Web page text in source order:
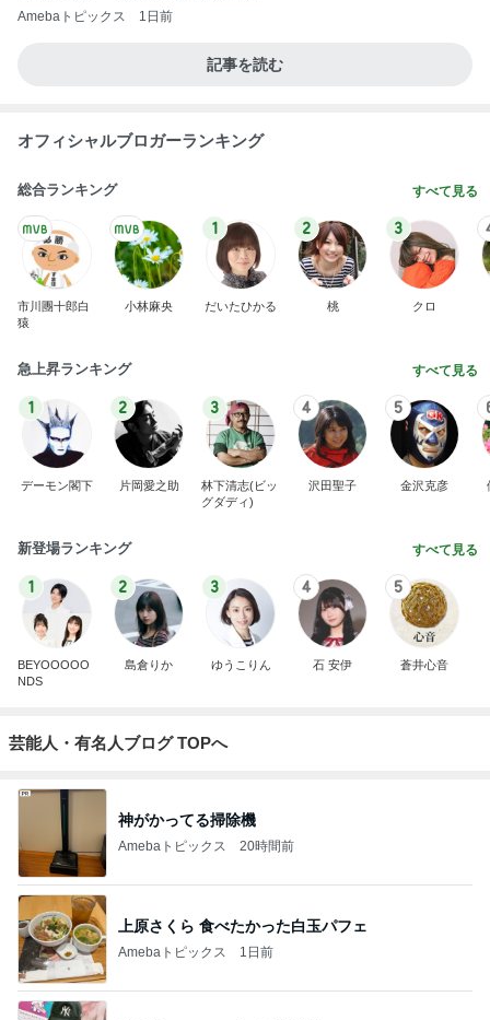
Amebaトピックス 1日前
記事を読む
オフィシャルブロガーランキング
総合ランキング すべて見る
市川團十郎白
猿
小林麻央
1
だいたひかる
2
桃
3
クロ
急上昇ランキング すべて見る
1
デーモン閣下
2
片岡愛之助
3
林下清志(ビッ
グダディ)
4
沢田聖子
5
金沢克彦
新登場ランキング すべて見る
1
BEYOOOOO
NDS
2
島倉りか
3
ゆうこりん
4
石 安伊
5
蒼井心音
芸能人・有名人ブログ TOPへ
神がかってる掃除機
Amebaトピックス 20時間前
上原さくら 食べたかった白玉パフェ
Amebaトピックス 1日前